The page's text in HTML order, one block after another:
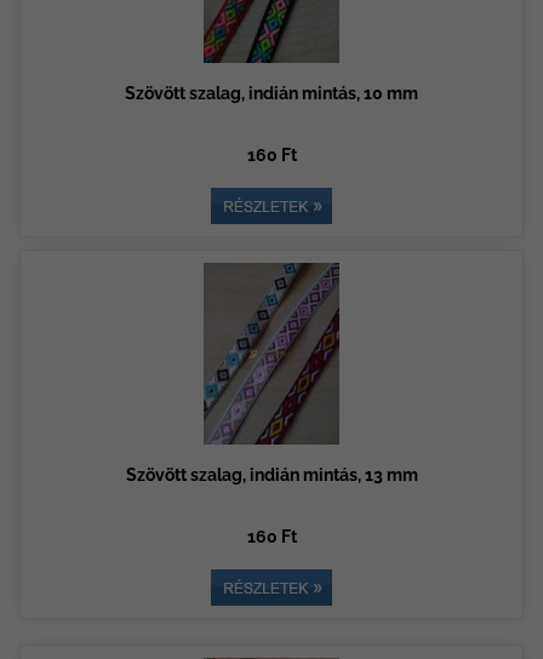
Szövött szalag, indián mintás, 10 mm
160 Ft
Szövött szalag, indián mintás, 13 mm
160 Ft